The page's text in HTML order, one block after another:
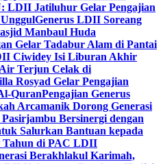
LDII Jatiluhur Gelar Pengajian
Generus LDII Soreang
Manbaul Huda
Gelar Tadabur Alam di Pantai
Ciwidey Isi Liburan Akhir
Terjun Celak di
Rosyad Gelar Pengajian
QuranPengajian Generus
Arcamanik Dorong Generasi
Bersinergi dengan
Salurkan Bantuan kepada
di PAC LDII
Berakhlakul Karimah,